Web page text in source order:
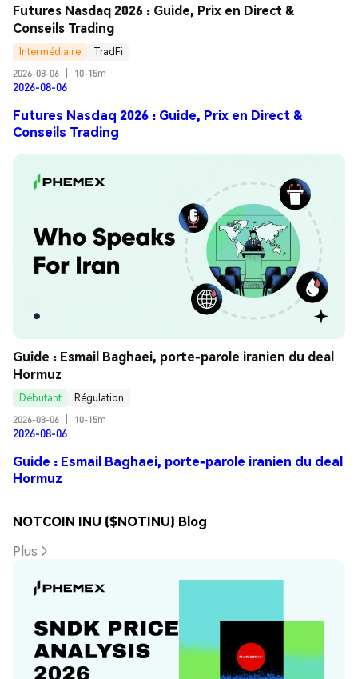
Futures Nasdaq 2026 : Guide, Prix en Direct &
Conseils Trading
Intermédiaire
TradFi
2026-08-06
10-15m
2026-08-06
Futures Nasdaq 2026 : Guide, Prix en Direct &
Conseils Trading
Guide : Esmail Baghaei, porte-parole iranien du deal
Hormuz
Débutant
Régulation
2026-08-06
10-15m
2026-08-06
Guide : Esmail Baghaei, porte-parole iranien du deal
Hormuz
NOTCOIN INU ($NOTINU) Blog
Plus